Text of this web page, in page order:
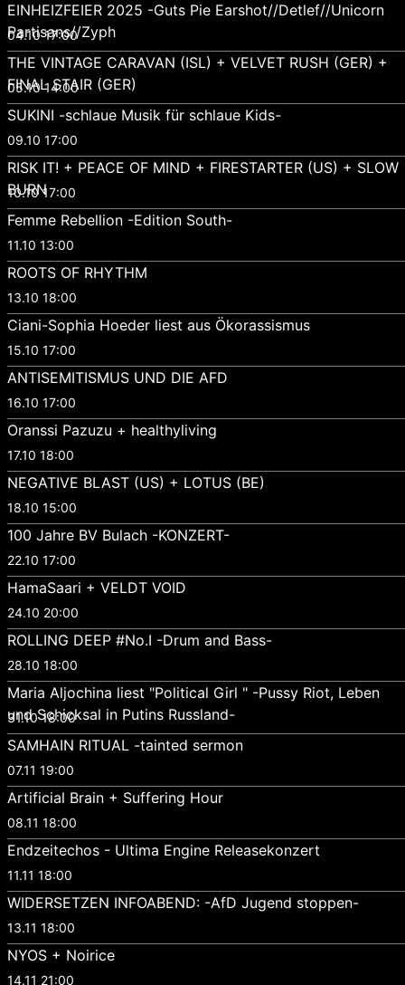
EINHEIZFEIER 2025 -Guts Pie Earshot//Detlef//Unicorn
Partisans//Zyph
04.10 17:00
THE VINTAGE CARAVAN (ISL) + VELVET RUSH (GER) +
FINAL STAIR (GER)
05.10 14:00
SUKINI -schlaue Musik für schlaue Kids-
09.10 17:00
RISK IT! + PEACE OF MIND + FIRESTARTER (US) + SLOW
BURN
10.10 17:00
Femme Rebellion -Edition South-
11.10 13:00
ROOTS OF RHYTHM
13.10 18:00
Ciani-Sophia Hoeder liest aus Ökorassismus
15.10 17:00
ANTISEMITISMUS UND DIE AFD
16.10 17:00
Oranssi Pazuzu + healthyliving
17.10 18:00
NEGATIVE BLAST (US) + LOTUS (BE)
18.10 15:00
100 Jahre BV Bulach -KONZERT-
22.10 17:00
HamaSaari + VELDT VOID
24.10 20:00
ROLLING DEEP #No.I -Drum and Bass-
28.10 18:00
Maria Aljochina liest "Political Girl " -Pussy Riot, Leben
und Schicksal in Putins Russland-
31.10 18:00
SAMHAIN RITUAL -tainted sermon
07.11 19:00
Artificial Brain + Suffering Hour
08.11 18:00
Endzeitechos - Ultima Engine Releasekonzert
11.11 18:00
WIDERSETZEN INFOABEND: -AfD Jugend stoppen-
13.11 18:00
NYOS + Noirice
14.11 21:00